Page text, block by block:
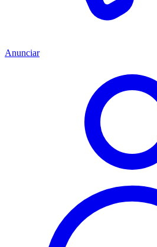
Anunciar